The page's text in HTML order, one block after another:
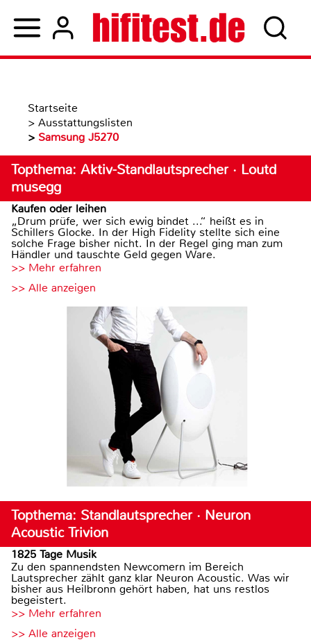
Startseite
> Ausstattungslisten
> Samsung J5270
Topthema: Aktiv-Standlautsprecher · Loutd
musegg
Kaufen oder leihen
„Drum prüfe, wer sich ewig bindet ...“ heißt es in
Schillers Glocke. In der High Fidelity stellte sich eine
solche Frage bisher nicht. In der Regel ging man zum
Händler und tauschte Geld gegen Ware.
>> Mehr erfahren
>> Alle anzeigen
Topthema: Standlautsprecher · Neuron
Acoustic Trivion
1825 Tage Musik
Zu den spannendsten Newcomern im Bereich
Lautsprecher zählt ganz klar Neuron Acoustic. Was wir
bisher aus Heilbronn gehört haben, hat uns restlos
begeistert.
>> Mehr erfahren
>> Alle anzeigen